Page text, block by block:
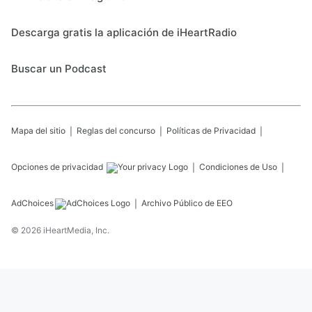
Descarga gratis la aplicación de iHeartRadio
Buscar un Podcast
Mapa del sitio Reglas del concurso Políticas de Privacidad
Opciones de privacidad Condiciones de Uso
AdChoices Archivo Público de EEO
© 2026 iHeartMedia, Inc.